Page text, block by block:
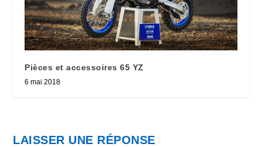
Pièces et accessoires 65 YZ
6 mai 2018
LAISSER UNE RÉPONSE